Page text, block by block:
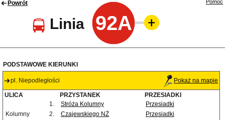
Powrót
Linia 92A
Pomoc
PODSTAWOWE KIERUNKI
pl. Niepodległości Pokaż na mapie
ULICA PRZYSTANEK
PRZESIADKI
1.
Stróża Kolumny
Przesiadki
Kolumny
2. Czajewskiego NŻ
Przesiadki